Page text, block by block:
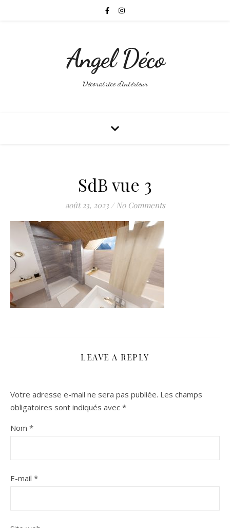
Angel Déco
Décoratrice d'intérieur
SdB vue 3
août 23, 2023 / No Comments
LEAVE A REPLY
Votre adresse e-mail ne sera pas publiée. Les champs
obligatoires sont indiqués avec *
Nom *
E-mail *